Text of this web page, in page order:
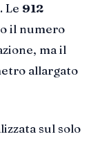
Le 912
il numero
ma il
allargato
sul solo